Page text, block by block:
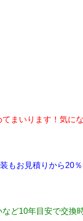
まいります！気に
もお見積りから20
ど10年目安で交換